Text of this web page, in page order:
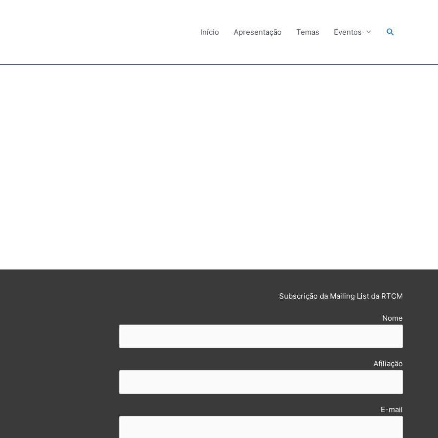
Início Apresentação Temas Eventos Search
Subscrição da Mailing List da RTCM
Nome
Afiliação
E-mail